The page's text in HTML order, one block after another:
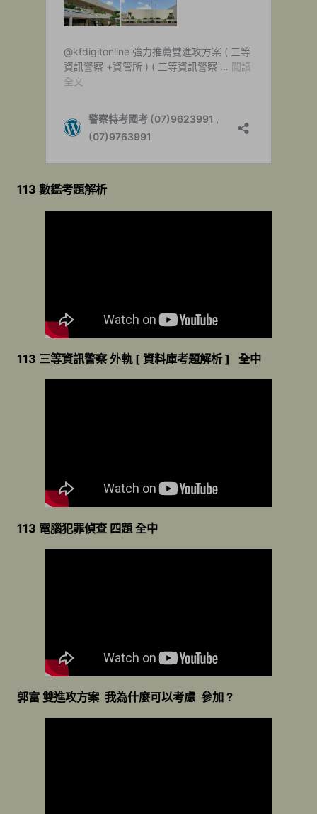
113 數鑑考題解析
113 三等資訊警察 外軌 [ 資料庫考題解析 ] 全中
113 電腦犯罪偵查 四題 全中
郭富 雙進攻方案 我為什麼可以考慮 參加 ?